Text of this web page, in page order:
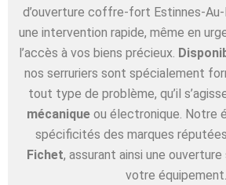
d’ouverture coffre-fort Estinnes-
une intervention rapide, même en
l’accès à vos biens précieux.
nos serruriers sont spécialement
tout type de problème, qu’il
mécanique ou électronique. Notre
spécificités des marques
Fichet, assurant ainsi une
votre équipement.